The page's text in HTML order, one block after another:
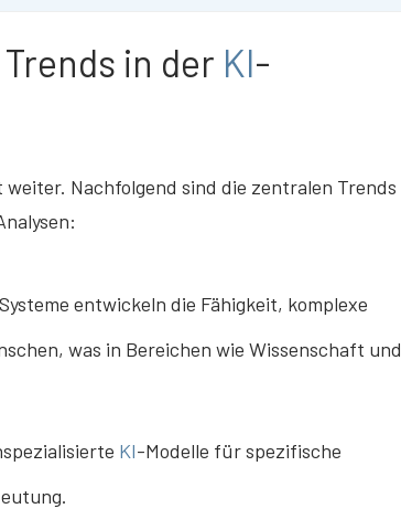
in der KI-
Nachfolgend sind die zentralen Trends
entwickeln die Fähigkeit, komplexe
was in Bereichen wie Wissenschaft und
KI-Modelle für spezifische